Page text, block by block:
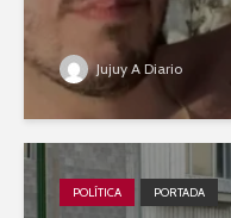
Jujuy A Diario
POLÍTICA PORTADA